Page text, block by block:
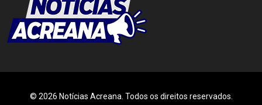
© 2026 Notícias Acreana. Todos os direitos reservados.